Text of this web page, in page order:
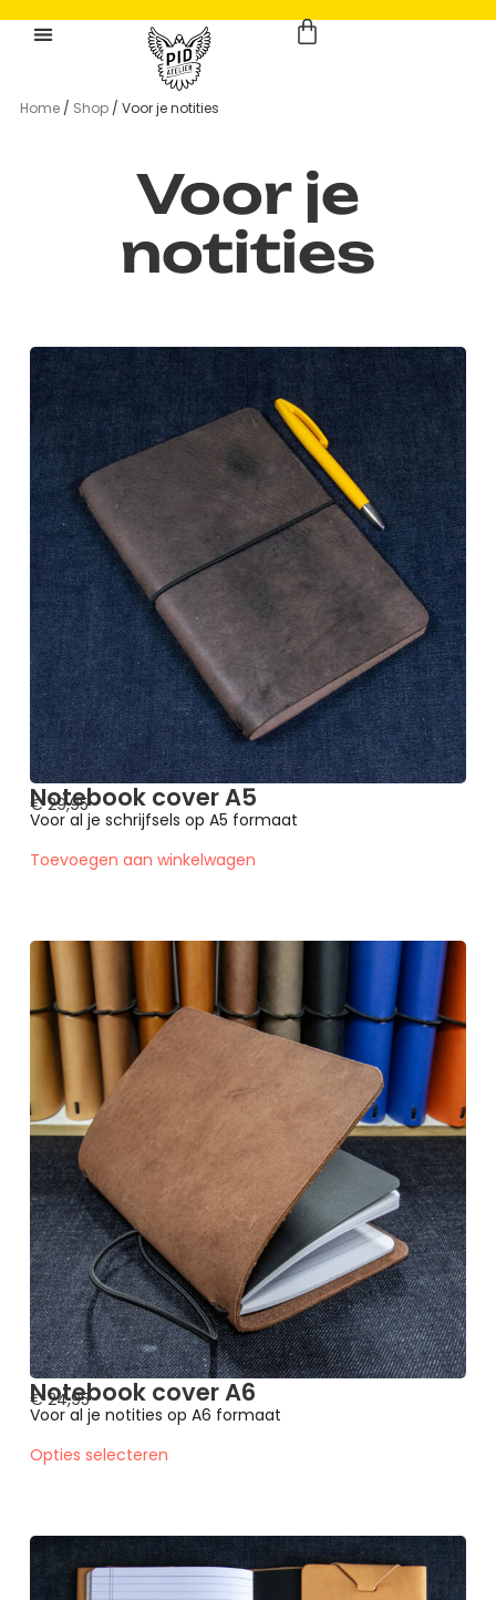
Home/ Shop/ Voor je notities
Voor je
notities
Notebook cover A5
€29,95
Voor al je schrijfsels op A5 formaat
Toevoegen aan winkelwagen
Notebook cover A6
€24,95
Voor al je notities op A6 formaat
Opties selecteren